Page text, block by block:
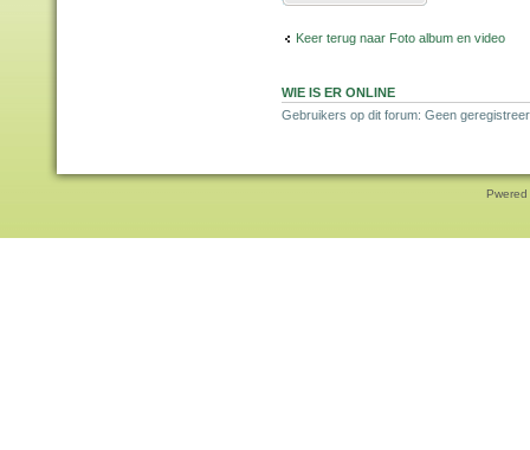
Keer terug naar Foto album en video
WIE IS ER ONLINE
Gebruikers op dit forum: Geen